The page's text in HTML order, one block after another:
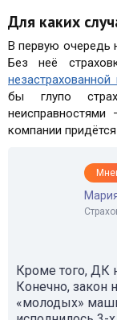
Для каких
В первую очередь
Без неё
бы глупо
компании
Кроме того, ДК
Конечно, закон
«молодых»